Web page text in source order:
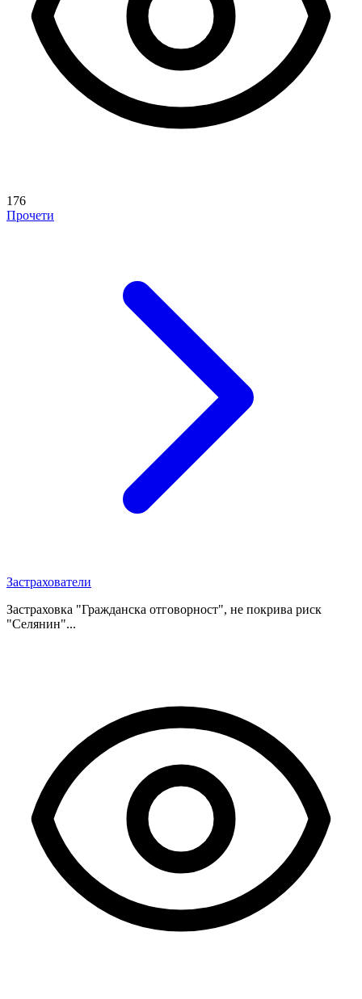
176
Прочети
Застрахователи
Застраховка "Гражданска отговорност", не покрива риск
"Селянин"...